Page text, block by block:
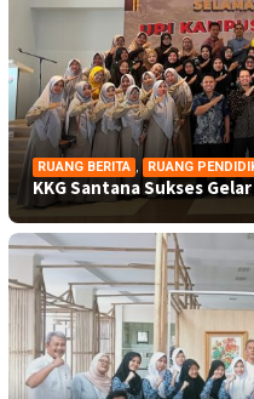
RUANG BERITA , RUANG
KKG Santana Sukses